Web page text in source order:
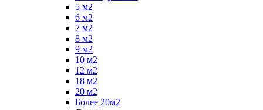
5 м2
6 м2
7 м2
8 м2
9 м2
10 м2
12 м2
18 м2
20 м2
Более 20м2